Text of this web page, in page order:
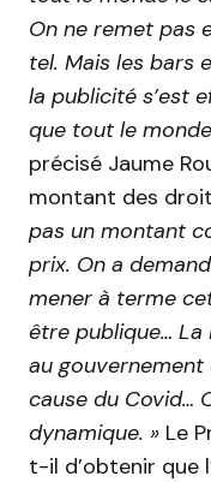
On ne remet pas
tel. Mais les bars
la publicité s’est
que tout le
précisé Jaume
montant des
pas un montant
prix. On a
mener à terme
être publique… La
au
cause du Covid…
dynamique. » Le
t-il d’obtenir que